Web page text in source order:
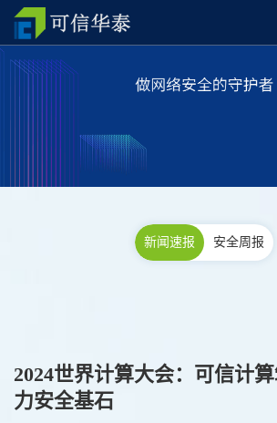
新闻速报 安全周报
2024世界计算大会：可信计
力安全基石